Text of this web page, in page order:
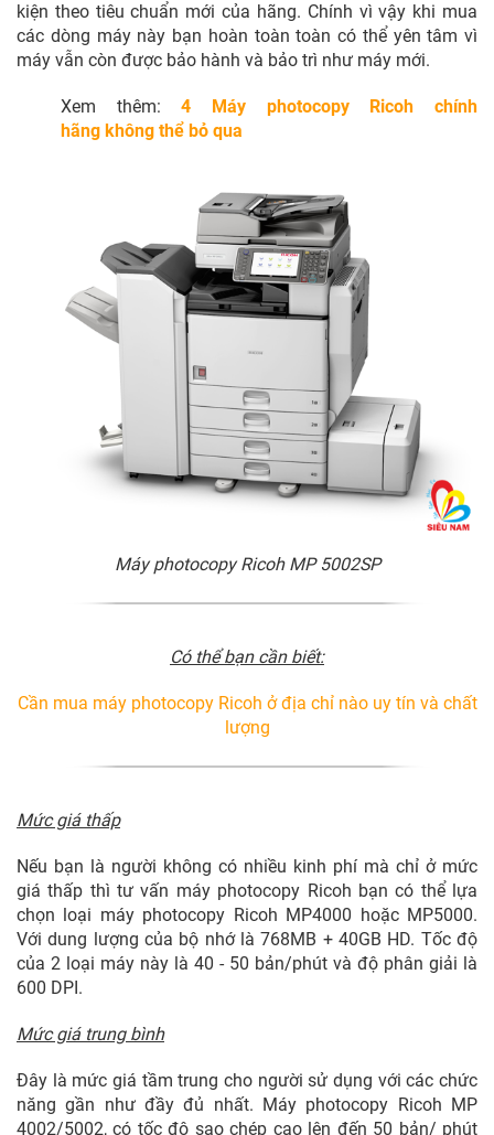
kiện theo tiêu chuẩn mới của hãng. Chính vì vậy khi mua
các dòng máy này bạn hoàn toàn toàn có thể yên tâm vì
máy vẫn còn được bảo hành và bảo trì như máy mới.
Xem thêm:4 Máy photocopy Ricoh chính
hãng không thể bỏ qua
Máy photocopy Ricoh MP 5002SP
Có thể bạn cần biết:
Cần mua máy photocopy Ricoh ở địa chỉ nào uy tín và chất
lượng
Mức giá thấp
Nếu bạn là người không có nhiều kinh phí mà chỉ ở mức
giá thấp thì tư vấn máy photocopy Ricoh bạn có thể lựa
chọn loại máy photocopy Ricoh MP4000 hoặc MP5000.
Với dung lượng của bộ nhớ là 768MB + 40GB HD. Tốc độ
của 2 loại máy này là 40 - 50 bản/phút và độ phân giải là
600 DPI.
Mức giá trung bình
Đây là mức giá tầm trung cho người sử dụng với các chức
năng gần như đầy đủ nhất. Máy photocopy Ricoh MP
4002/5002, có tốc độ sao chép cao lên đến 50 bản/ phút